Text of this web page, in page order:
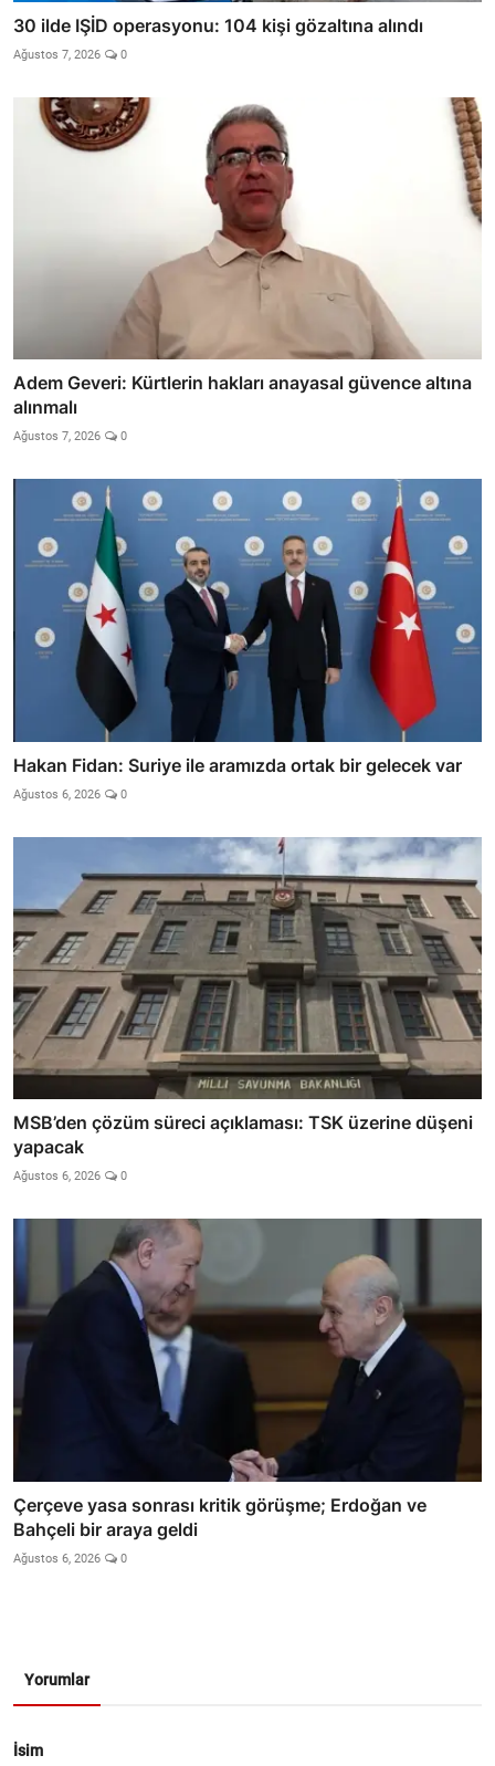
30 ilde IŞİD operasyonu: 104 kişi gözaltına alındı
Ağustos 7, 2026 0
Adem Geveri: Kürtlerin hakları anayasal güvence altına
alınmalı
Ağustos 7, 2026 0
Hakan Fidan: Suriye ile aramızda ortak bir gelecek var
Ağustos 6, 2026 0
MSB’den çözüm süreci açıklaması: TSK üzerine düşeni
yapacak
Ağustos 6, 2026 0
Çerçeve yasa sonrası kritik görüşme; Erdoğan ve
Bahçeli bir araya geldi
Ağustos 6, 2026 0
Yorumlar
İsim